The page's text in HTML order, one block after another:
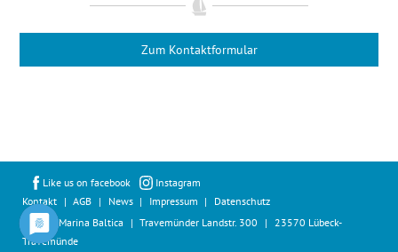
Zum Kontaktformular
Like us on facebook
Instagram
Kontakt
AGB News Impressum
Datenschutz
©2026 Marina Baltica
Travemünder Landstr. 300
23570 Lübeck-
Travemünde